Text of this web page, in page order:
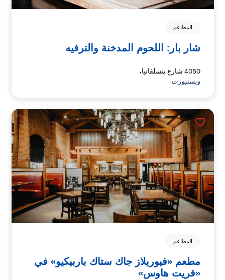
المطاعم
شار بار: اللحوم المدخنة والترفيه
4050 شارع بنسلفانيا،
ويستبورت
المطاعم
مطعم «فيوريلاز جاك ستاك باربيكيو» في
«فريت هاوس»